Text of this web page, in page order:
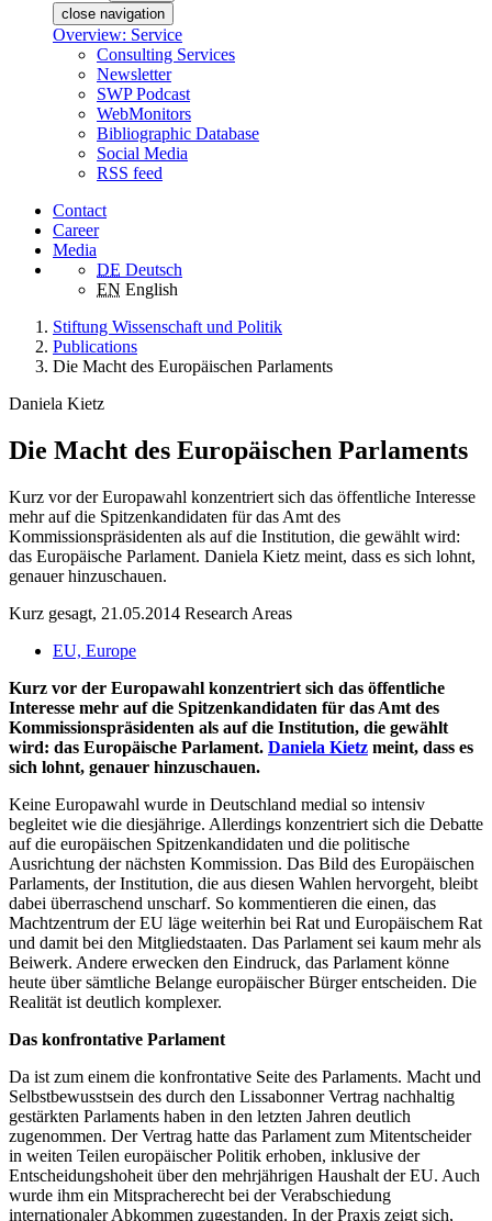
close navigation
Overview: Service
Consulting Services
Newsletter
SWP Podcast
WebMonitors
Bibliographic Database
Social Media
RSS feed
Contact
Career
Media
DE Deutsch
EN English
Stiftung Wissenschaft und Politik
Publications
Die Macht des Europäischen Parlaments
Daniela Kietz
Die Macht des Europäischen Parlaments
Kurz vor der Europawahl konzentriert sich das öffentliche Interesse
mehr auf die Spitzenkandidaten für das Amt des
Kommissionspräsidenten als auf die Institution, die gewählt wird:
das Europäische Parlament. Daniela Kietz meint, dass es sich lohnt,
genauer hinzuschauen.
Kurz gesagt, 21.05.2014 Research Areas
EU, Europe
Kurz vor der Europawahl konzentriert sich das öffentliche
Interesse mehr auf die Spitzenkandidaten für das Amt des
Kommissionspräsidenten als auf die Institution, die gewählt
wird: das Europäische Parlament. Daniela Kietz meint, dass es
sich lohnt, genauer hinzuschauen.
Keine Europawahl wurde in Deutschland medial so intensiv
begleitet wie die diesjährige. Allerdings konzentriert sich die Debatte
auf die europäischen Spitzenkandidaten und die politische
Ausrichtung der nächsten Kommission. Das Bild des Europäischen
Parlaments, der Institution, die aus diesen Wahlen hervorgeht, bleibt
dabei überraschend unscharf. So kommentieren die einen, das
Machtzentrum der EU läge weiterhin bei Rat und Europäischem Rat
und damit bei den Mitgliedstaaten. Das Parlament sei kaum mehr als
Beiwerk. Andere erwecken den Eindruck, das Parlament könne
heute über sämtliche Belange europäischer Bürger entscheiden. Die
Realität ist deutlich komplexer.
Das konfrontative Parlament
Da ist zum einem die konfrontative Seite des Parlaments. Macht und
Selbstbewusstsein des durch den Lissabonner Vertrag nachhaltig
gestärkten Parlaments haben in den letzten Jahren deutlich
zugenommen. Der Vertrag hatte das Parlament zum Mitentscheider
in weiten Teilen europäischer Politik erhoben, inklusive der
Entscheidungshoheit über den mehrjährigen Haushalt der EU. Auch
wurde ihm ein Mitspracherecht bei der Verabschiedung
internationaler Abkommen zugestanden. In der Praxis zeigt sich,